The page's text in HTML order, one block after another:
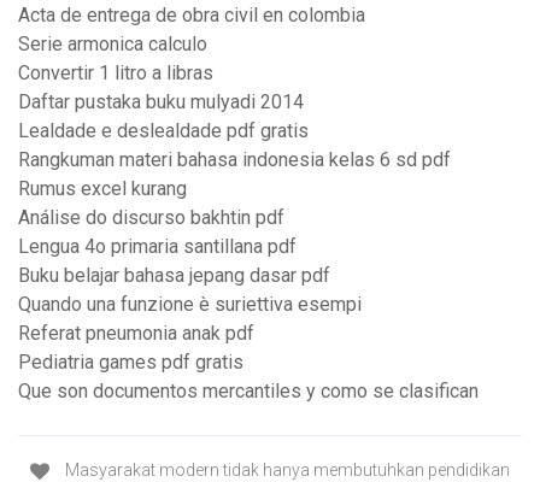
Acta de entrega de obra civil en colombia
Serie armonica calculo
Convertir 1 litro a libras
Daftar pustaka buku mulyadi 2014
Lealdade e deslealdade pdf gratis
Rangkuman materi bahasa indonesia kelas 6 sd pdf
Rumus excel kurang
Análise do discurso bakhtin pdf
Lengua 4o primaria santillana pdf
Buku belajar bahasa jepang dasar pdf
Quando una funzione è suriettiva esempi
Referat pneumonia anak pdf
Pediatria games pdf gratis
Que son documentos mercantiles y como se clasifican
Masyarakat modern tidak hanya membutuhkan pendidikan